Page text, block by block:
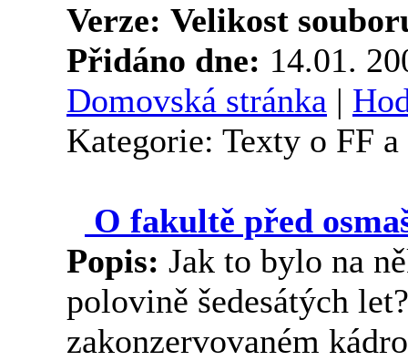
Verze: Velikost
Přidáno dne: 14.01.
Domovská stránka |
Kategorie: Texty o FF
O fakultě před
Popis: Jak to bylo na
polovině šedesátých
zakonzervovaném